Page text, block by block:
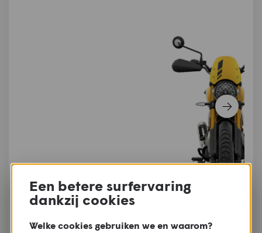
Een betere surfervaring
dankzij cookies
Welke cookies gebruiken we en waarom?